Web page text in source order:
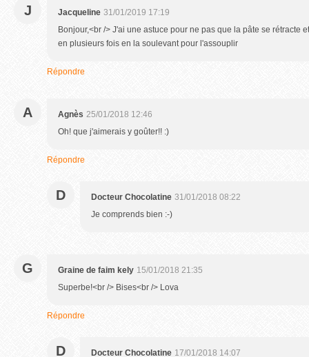
J Jacqueline 31/01/2019 17:19
Bonjour,<br /> J'ai une astuce pour ne pas que la pâte se rétracte
en plusieurs fois en la soulevant pour l'assouplir
Répondre
A Agnès 25/01/2018 12:46
Oh! que j'aimerais y goûter!! :)
Répondre
D Docteur Chocolatine 31/01/2018 08:22
Je comprends bien :-)
G Graine de faim kely 15/01/2018 21:35
Superbe!<br /> Bises<br /> Lova
Répondre
D Docteur Chocolatine 17/01/2018 14:07